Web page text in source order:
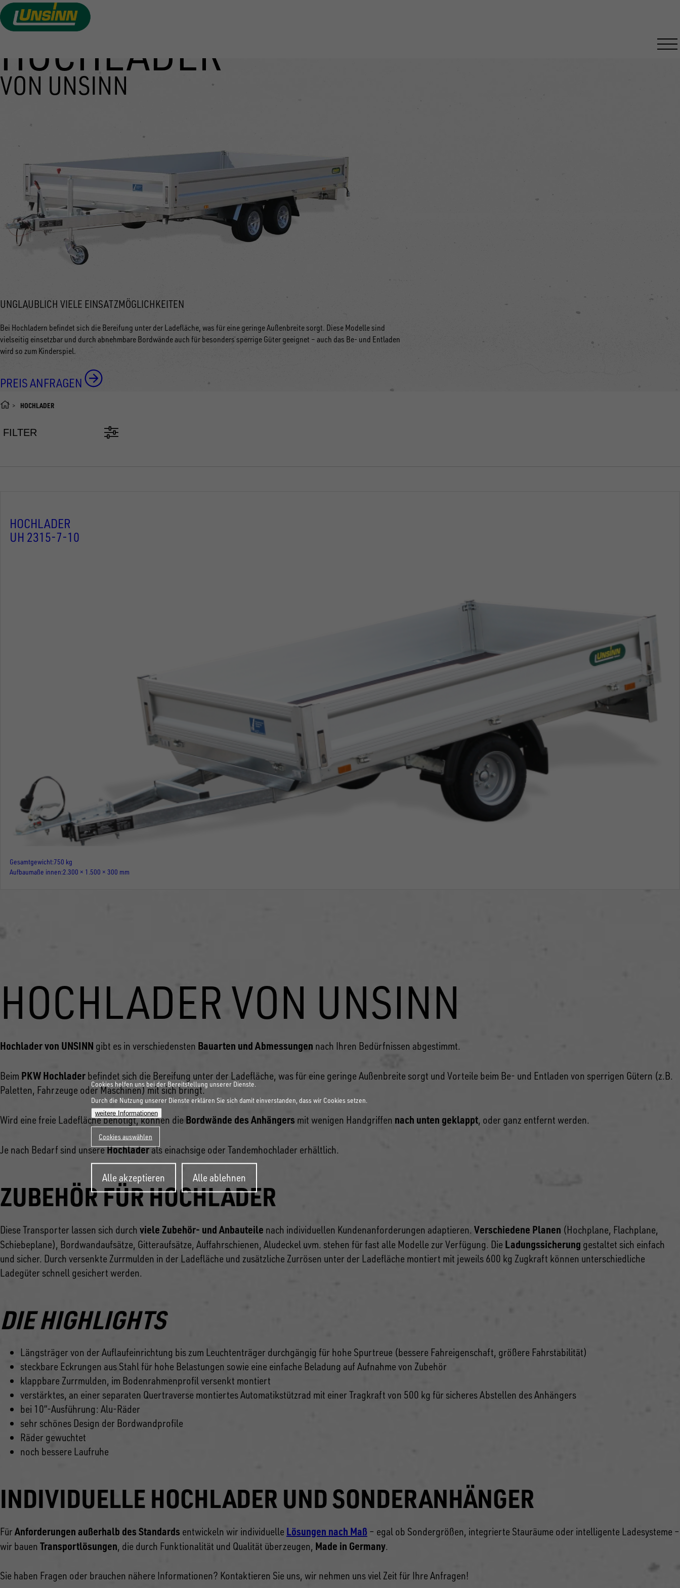
HOCHLADER
VON UNSINN
UNGLAUBLICH VIELE EINSATZMÖGLICHKEITEN
Bei Hochladern befindet sich die Bereifung unter der Ladefläche, was für eine geringe Außenbreite sorgt. Diese Modelle sind
vielseitig einsetzbar und durch abnehmbare Bordwände auch für besonders sperrige Güter geeignet – auch das Be- und Entladen
wird so zum Kinderspiel.
PREIS ANFRAGEN
HOCHLADER
FILTER
HOCHLADER
UH 2315-7-10
Gesamtgewicht 750 kg
Aufbaumaße innen 2.300 × 1.500 × 300 mm
HOCHLADER VON UNSINN
Hochlader von UNSINN gibt es in verschiedensten Bauarten und Abmessungen nach Ihren Bedürfnissen abgestimmt.
Beim PKW Hochlader befindet sich die Bereifung unter der Ladefläche, was für eine geringe Außenbreite sorgt und Vorteile beim Be- und Entladen von sperrigen Gütern (z.B.
Paletten, Fahrzeuge oder Maschinen) mit sich bringt.
Wird eine freie Ladefläche benötigt, können die Bordwände des Anhängers mit wenigen Handgriffen nach unten geklappt, oder ganz entfernt werden.
Je nach Bedarf sind unsereHochladerals einachsige oder Tandemhochlader erhältlich.
ZUBEHÖR FÜR HOCHLADER
Diese Transporter lassen sich durch viele Zubehör- und Anbauteile nach individuellen Kundenanforderungen adaptieren. Verschiedene Planen (Hochplane, Flachplane,
Schiebeplane), Bordwandaufsätze, Gitteraufsätze, Auffahrschienen, Aludeckel uvm. stehen für fast alle Modelle zur Verfügung. Die Ladungssicherung gestaltet sich einfach
und sicher. Durch versenkte Zurrmulden in der Ladefläche und zusätzliche Zurrösen unter der Ladefläche montiert mit jeweils 600 kg Zugkraft können unterschiedliche
Ladegüter schnell gesichert werden.
DIE HIGHLIGHTS
Längsträger von der Auflaufeinrichtung bis zum Leuchtenträger durchgängig für hohe Spurtreue (bessere Fahreigenschaft, größere Fahrstabilität)
steckbare Eckrungen aus Stahl für hohe Belastungen sowie eine einfache Beladung auf Aufnahme von Zubehör
klappbare Zurrmulden, im Bodenrahmenprofil versenkt montiert
verstärktes, an einer separaten Quertraverse montiertes Automatikstützrad mit einer Tragkraft von 500 kg für sicheres Abstellen des Anhängers
bei 10“-Ausführung: Alu-Räder
sehr schönes Design der Bordwandprofile
Räder gewuchtet
noch bessere Laufruhe
INDIVIDUELLE HOCHLADER UND SONDERANHÄNGER
Für Anforderungen außerhalb des Standards entwickeln wir individuelle Lösungen nach Maß – egal ob Sondergrößen, integrierte Stauräume oder intelligente Ladesysteme –
wir bauen Transportlösungen, die durch Funktionalität und Qualität überzeugen, Made in Germany.
Sie haben Fragen oder brauchen nähere Informationen? Kontaktieren Sie uns, wir nehmen uns viel Zeit für Ihre Anfragen!
Cookies helfen uns bei der Bereitstellung unserer Dienste.
Durch die Nutzung unserer Dienste erklären Sie sich damit einverstanden, dass wir Cookies setzen.
weitere Informationen
Cookies auswählen
Alle akzeptieren
zurückziehen
Alle ablehnen